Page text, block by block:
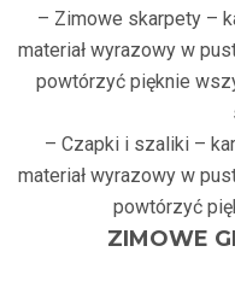
– Zimowe skarpety –
materiał wyrazowy w
powtórzyć pięknie
– Czapki i szaliki –
materiał wyrazowy w
powtórzyć
ZIMOWE